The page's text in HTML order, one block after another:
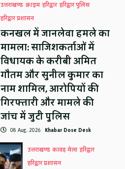
उत्तराखण्ड क्राइम हरिद्वार हरिद्वार पुलिस
हरिद्वार प्रशासन
कनखल में जानलेवा हमले का
मामला: साजिशकर्ताओं में
विधायक के करीबी अमित
गौतम और सुनील कुमार का
नाम शामिल, आरोपियों की
गिरफ्तारी और मामले की
जांच में जुटी पुलिस
08 Aug, 2026 Khabar Dose Desk
उत्तराखण्ड कावड़ मेला हरिद्वार
हरिद्वार प्रशासन